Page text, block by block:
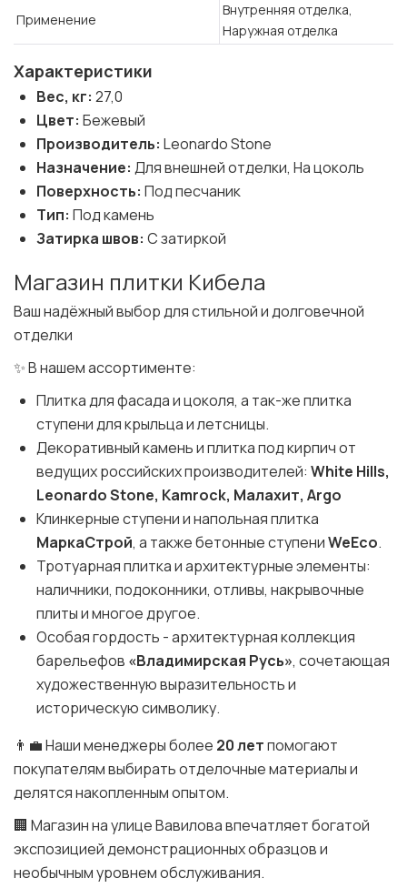
Применение
Внутренняя отделка,
Наружная отделка
Характеристики
Вес, кг: 27,0
Цвет: Бежевый
Производитель: Leonardo Stone
Назначение: Для внешней отделки, На цоколь
Поверхность: Под песчаник
Тип: Под камень
Затирка швов: С затиркой
Магазин плитки Кибела
Ваш надёжный выбор для стильной и долговечной
отделки
✨ В нашем ассортименте:
Плитка для фасада и цоколя, а так-же плитка
ступени для крыльца и летсницы.
Декоративный камень и плитка под кирпич от
ведущих российских производителей: White Hills,
Leonardo Stone, Kamrock, Малахит, Argo
Клинкерные ступени и напольная плитка
МаркаСтрой, а также бетонные ступениWeEco.
Тротуарная плитка и архитектурные элементы:
наличники, подоконники, отливы, накрывочные
плиты и многое другое.
Особая гордость - архитектурная коллекция
барельефов «Владимирская Русь», сочетающая
художественную выразительность и
историческую символику.
👨‍💼 Наши менеджеры более 20 летпомогают
покупателям выбирать отделочные материалы и
делятся накопленным опытом.
🏢 Магазин на улице Вавилова впечатляет богатой
экспозицией демонстрационных образцов и
необычным уровнем обслуживания.